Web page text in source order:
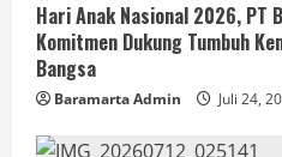
Hari Anak Nasional 2026, PT
Komitmen Dukung Tumbuh
Bangsa
Baramarta Admin Juli 24,